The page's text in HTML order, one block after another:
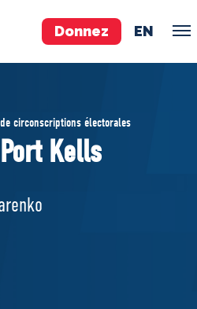
Donnez EN
circonscriptions électorales
Kells